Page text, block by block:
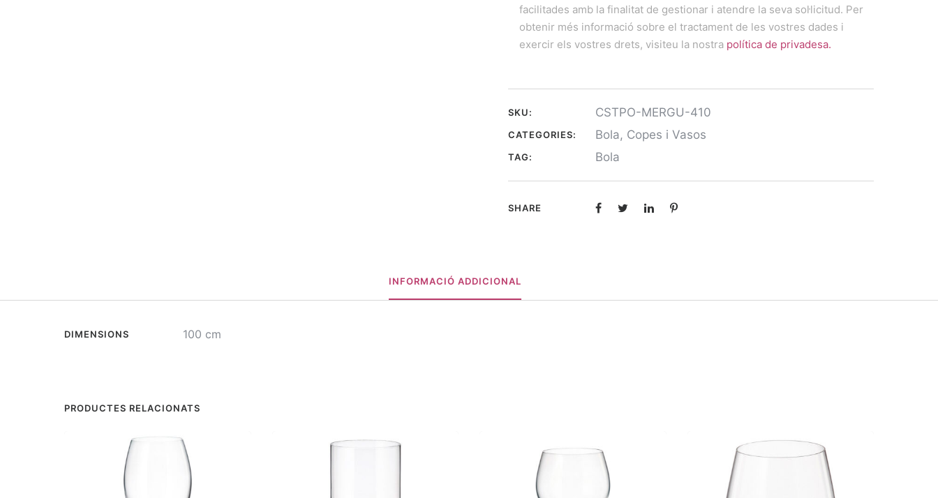
facilitades amb la finalitat de gestionar i atendre la seva sol·licitud. Per
obtenir més informació sobre el tractament de les vostres dades i
exercir els vostres drets, visiteu la nostra política de privadesa.
SKU: CSTPO-MERGU-410
CATEGORIES: Bola, Copes i Vasos
TAG: Bola
SHARE
INFORMACIÓ ADDICIONAL
DIMENSIONS 100 cm
PRODUCTES RELACIONATS